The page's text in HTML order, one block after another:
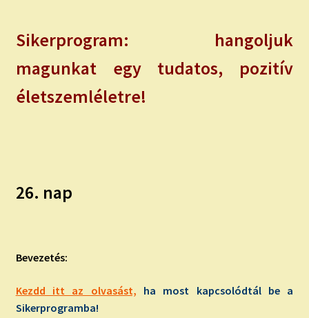
Sikerprogram: hangoljuk
magunkat egy tudatos, pozitív
életszemléletre!
26. nap
Bevezetés:
Kezdd itt az olvasást, ha most kapcsolódtál be a
Sikerprogramba!